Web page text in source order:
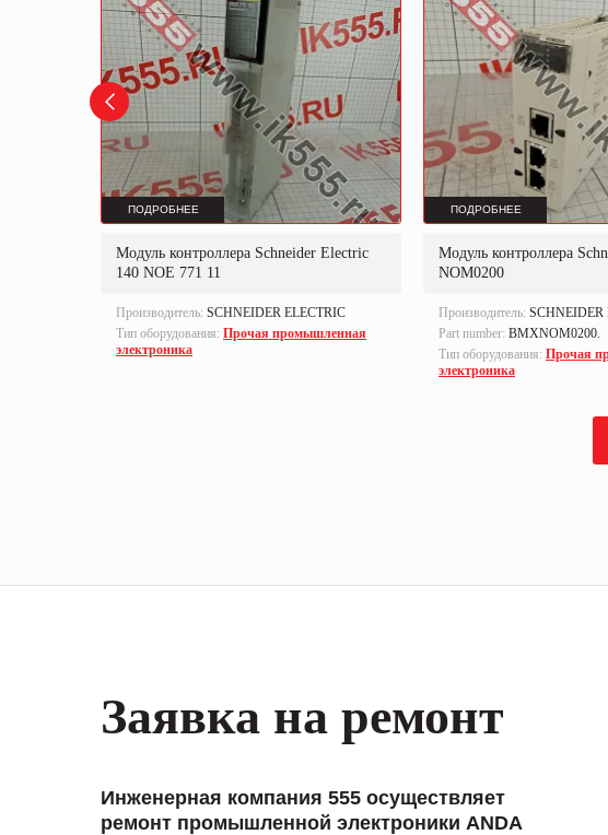
ПОДРОБНЕЕ
Модуль контроллера Schneider Electric
140 NOE 771 11
Производитель: SCHNEIDER ELECTRIC
Тип оборудования: Прочая промышленная
электроника
ПОДРОБНЕЕ
Модуль контроллера
NOM0200
Производитель: SCHNEIDER
Part number: BMXNOM0200.
Тип оборудования: Прочая
электроника
Заявка на ремонт
Инженерная компания 555 осуществляет
ремонт промышленной электроники ANDA